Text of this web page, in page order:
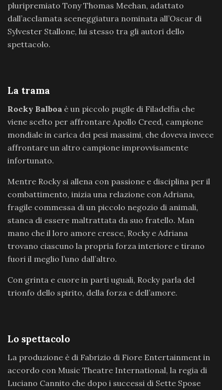
pluripremiato Tony Thomas Meehan, adattato
dall’acclamata sceneggiatura nominata all’Oscar di
Sylvester Stallone, lui stesso tra gli autori dello
spettacolo.
La trama
Rocky Balboa è un piccolo pugile di Filadelfia che
viene scelto per affrontare Apollo Creed, campione
mondiale in carica dei pesi massimi, che doveva invece
affrontare un altro campione improvvisamente
infortunato.
Mentre Rocky si allena con passione e disciplina per il
combattimento, inizia una relazione con Adriana,
fragile commessa di un piccolo negozio di animali,
stanca di essere maltrattata da suo fratello. Man
mano che il loro amore cresce, Rocky e Adriana
trovano ciascuno la propria forza interiore e tirano
fuori il meglio l’uno dall’altro.
Con grinta e cuore in parti uguali, Rocky parla del
trionfo dello spirito, della forza e dell’amore.
Lo spettacolo
La produzione è di Fabrizio di Fiore Entertainment in
accordo con Music Theatre International, la regia di
Luciano Cannito che dopo i successi di Sette Spose